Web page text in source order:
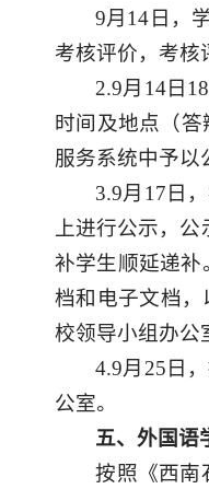
9月 14 日，
考核评价，考核
2.9月14日 18
时间及地点（答
服务系统中予以
3.9月17日
上进行公示， 公
补学生顺延递补
档和 电子文档，
校领导小组办公
4.9月25日，
公室。
五、外国语
按照《西南